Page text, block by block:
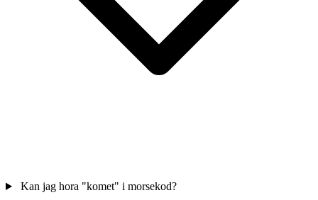
Kan jag hora "komet" i morsekod?